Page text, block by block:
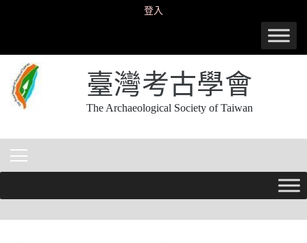
登入
臺灣考古學會
The Archaeological Society of Taiwan